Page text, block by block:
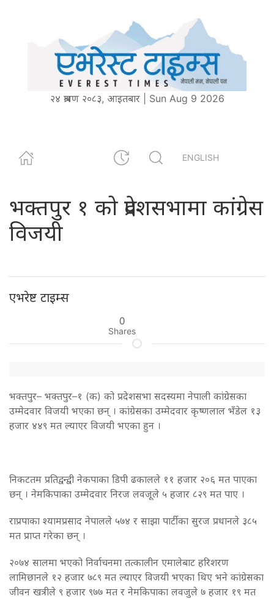
२४ श्रावण २०८३, आइतबार | Sun Aug 9 2026
ENGLISH
भक्तपुर १ को प्रदेशसभामा कांग्रेस
विजयी
एभरेष्ट टाइम्स
0
Shares
भक्तपुर– भक्तपुर–१ (क) को प्रदेशसभा सदस्यमा नेपाली कांग्रेसका
उम्मेदवार विजयी भएका छन् । कांग्रेसका उम्मेदवार कृष्णलाल भँडेल १३
हजार ४४९ मत ल्याएर विजयी भएका हुन ।
निकटतम प्रतिद्वन्द्वी नेकपाका डिपी ढकालले ११ हजार २०६ मत पाएका
छन् । नेमकिपाका उम्मेदवार निरज लवजूले ५ हजार ८२९ मत पाए ।
राप्रपाका श्यामप्रसाद नेपालले ५७४ र साझा पार्टीका सुरज प्रधानले ३८५
मत प्राप्त गरेका छन् ।
२०७४ सालमा भएको निर्वाचनमा तत्कालीन एमालेबाट हरिशरण
लामिछानले १२ हजार ७८९ मत ल्याएर विजयी भएका थिए भने कांग्रेसका
जीवन खत्रीले ९ हजार ९७७ मत र नेमकिपाका लवजुले ७ हजार १९ मत